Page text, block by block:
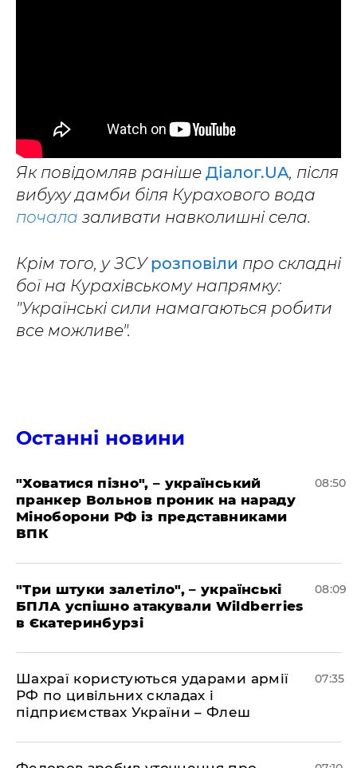
Як повідомляв раніше Діалог.UA, після
вибуху дамби біля Курахового вода
почала заливати навколишні села.
Крім того, у ЗСУрозповіли про складні
бої на Курахівському напрямку:
"Українські сили намагаються робити
все можливе".
Останні новини
"Ховатися пізно", – український
пранкер Вольнов проник на нараду
Міноборони РФ із представниками
ВПК
08:50
"Три штуки залетіло", – українські
БПЛА успішно атакували Wildberries
в Єкатеринбурзі
08:09
Шахраї користуються ударами армії
РФ по цивільних складах і
підприємствах України – Флеш
07:35